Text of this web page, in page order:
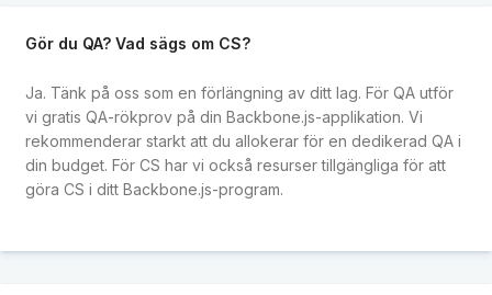
Gör du QA? Vad sägs om CS?
Ja. Tänk på oss som en förlängning av ditt lag. För QA utför
vi gratis QA-rökprov på din Backbone.js-applikation. Vi
rekommenderar starkt att du allokerar för en dedikerad QA i
din budget. För CS har vi också resurser tillgängliga för att
göra CS i ditt Backbone.js-program.